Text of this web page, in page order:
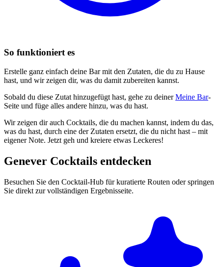
So funktioniert es
Erstelle ganz einfach deine Bar mit den Zutaten, die du zu Hause
hast, und wir zeigen dir, was du damit zubereiten kannst.
Sobald du diese Zutat hinzugefügt hast, gehe zu deinerMeine Bar-
Seite und füge alles andere hinzu, was du hast.
Wir zeigen dir auch Cocktails, die du machen kannst, indem du das,
was du hast, durch eine der Zutaten ersetzt, die du nicht hast – mit
eigener Note. Jetzt geh und kreiere etwas Leckeres!
Genever Cocktails entdecken
Besuchen Sie den Cocktail-Hub für kuratierte Routen oder springen
Sie direkt zur vollständigen Ergebnisseite.